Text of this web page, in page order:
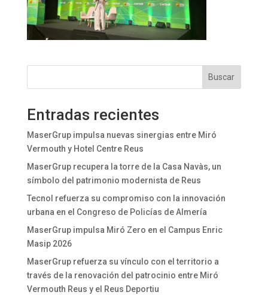
Buscar
Entradas recientes
MaserGrup impulsa nuevas sinergias entre Miró
Vermouth y Hotel Centre Reus
MaserGrup recupera la torre de la Casa Navàs, un
símbolo del patrimonio modernista de Reus
Tecnol refuerza su compromiso con la innovación
urbana en el Congreso de Policías de Almería
MaserGrup impulsa Miró Zero en el Campus Enric
Masip 2026
MaserGrup refuerza su vínculo con el territorio a
través de la renovación del patrocinio entre Miró
Vermouth Reus y el Reus Deportiu